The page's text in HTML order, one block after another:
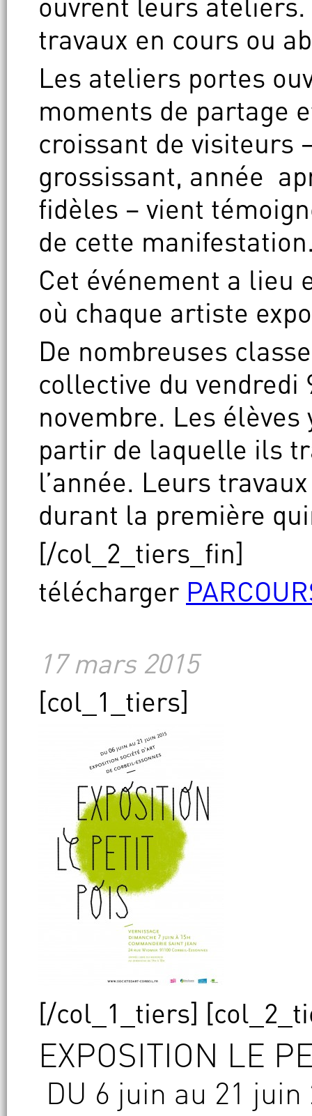
ouvrent leurs
travaux en cours ou
Les ateliers portes
moments de partage
croissant de visiteurs
grossissant, année
fidèles – vient
de cette
Cet événement a lieu
où chaque artiste
De nombreuses
collective du vendredi
novembre. Les
partir de laquelle ils
l’année. Leurs
durant la première
[/col_2_tiers_fin]
télécharger
17 mars 2015
[col_1_tiers]
[/col_1_tiers]
EXPOSITION LE
DU 6 juin au 21 juin